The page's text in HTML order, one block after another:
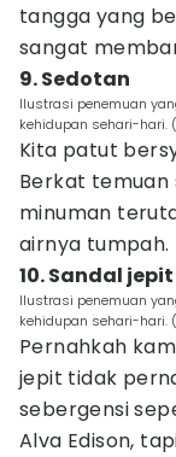
tangga yang
sangat
9. Sedotan
Ilustrasi penemuan
kehidupan sehari-hari.
Kita patut
Berkat temuan
minuman
airnya tumpah.
10. Sandal jepit
Ilustrasi penemuan
kehidupan sehari-hari.
Pernahkah
jepit tidak
sebergensi
Alva Edison,